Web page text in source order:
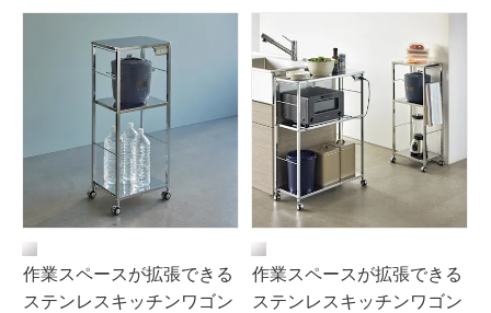
作業スペースが拡張できる
ステンレスキッチンワゴン
作業スペースが拡張できる
ステンレスキッチンワゴン